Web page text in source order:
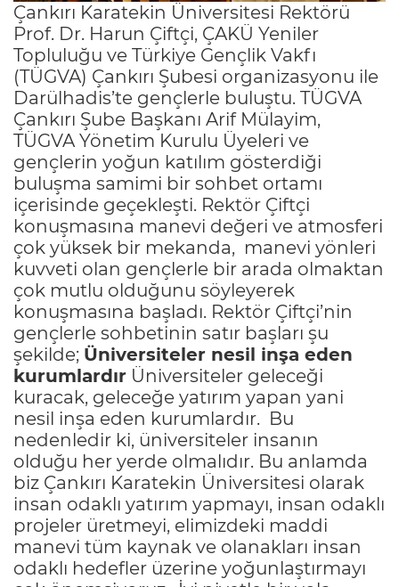
Çankırı Karatekin Üniversitesi Rektörü
Prof. Dr. Harun Çiftçi, ÇAKÜ Yeniler
Topluluğu ve Türkiye Gençlik Vakfı
(TÜGVA) Çankırı Şubesi organizasyonu ile
Darülhadis’te gençlerle buluştu. TÜGVA
Çankırı Şube Başkanı Arif Mülayim,
TÜGVA Yönetim Kurulu Üyeleri ve
gençlerin yoğun katılım gösterdiği
buluşma samimi bir sohbet ortamı
içerisinde geçekleşti. Rektör Çiftçi
konuşmasına manevi değeri ve atmosferi
çok yüksek bir mekanda, manevi yönleri
kuvveti olan gençlerle bir arada olmaktan
çok mutlu olduğunu söyleyerek
konuşmasına başladı. Rektör Çiftçi’nin
gençlerle sohbetinin satır başları şu
şekilde; Üniversiteler nesil inşa eden
kurumlardır Üniversiteler geleceği
kuracak, geleceğe yatırım yapan yani
nesil inşa eden kurumlardır. Bu
nedenledir ki, üniversiteler insanın
olduğu her yerde olmalıdır. Bu anlamda
biz Çankırı Karatekin Üniversitesi olarak
insan odaklı yatırım yapmayı, insan odaklı
projeler üretmeyi, elimizdeki maddi
manevi tüm kaynak ve olanakları insan
odaklı hedefler üzerine yoğunlaştırmayı